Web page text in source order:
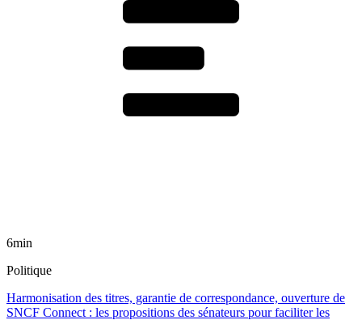
6min
Politique
Harmonisation des titres, garantie de correspondance, ouverture de
SNCF Connect : les propositions des sénateurs pour faciliter les